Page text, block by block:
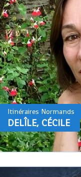
Itinéraires Normands
DELÎLE, CÉCILE